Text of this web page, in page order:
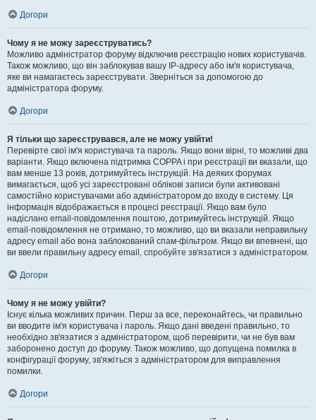
Догори
Чому я не можу зареєструватись?
Можливо адміністратор форуму відключив реєстрацію нових користувачів.
Також можливо, що він заблокував вашу IP-адресу або ім'я користувача,
яке ви намагаєтесь зареєструвати. Зверніться за допомогою до
адміністратора форуму.
Догори
Я тільки що зареєструвався, але не можу увійти!
Перевірте свої ім'я користувача та пароль. Якщо вони вірні, то можливі два
варіанти. Якщо включена підтримка COPPA і при реєстрації ви вказали, що
вам менше 13 років, дотримуйтесь інструкцій. На деяких форумах
вимагається, щоб усі зареєстровані облікові записи були активовані
самостійно користувачами або адміністратором до входу в систему. Ця
інформація відображається в процесі реєстрації. Якщо вам було
надіслано email-повідомлення поштою, дотримуйтесь інструкцій. Якщо
email-повідомлення не отримано, то можливо, що ви вказали неправильну
адресу email або вона заблокований спам-фільтром. Якщо ви впевнені, що
ви ввели правильну адресу email, спробуйте зв'язатися з адміністратором.
Догори
Чому я не можу увійти?
Існує кілька можливих причин. Перш за все, переконайтесь, чи правильно
ви вводите ім'я користувача і пароль. Якщо дані введені правильно, то
необхідно зв'язатися з адміністратором, щоб перевірити, чи не був вам
заборонено доступ до форуму. Також можливо, що допущена помилка в
конфігурації форуму, зв'яжіться з адміністратором для виправлення
помилки.
Догори